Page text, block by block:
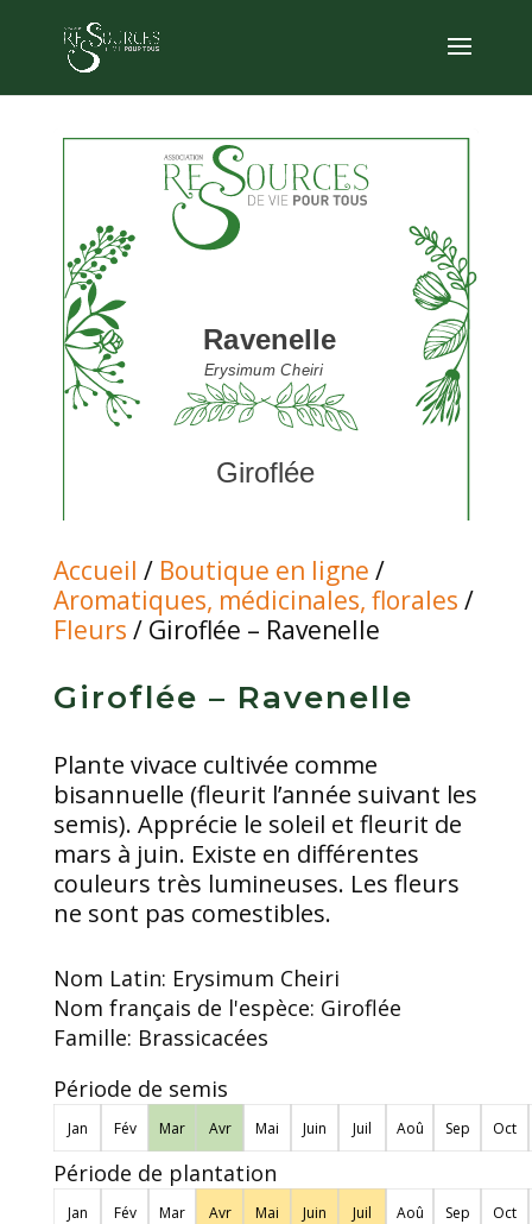
Accueil / Boutique en ligne /
Aromatiques, médicinales, florales /
Fleurs / Giroflée – Ravenelle
Giroflée – Ravenelle
Plante vivace cultivée comme
bisannuelle (fleurit l’année suivant les
semis). Apprécie le soleil et fleurit de
mars à juin. Existe en différentes
couleurs très lumineuses. Les fleurs
ne sont pas comestibles.
Nom Latin: Erysimum Cheiri
Nom français de l'espèce: Giroflée
Famille: Brassicacées
Période de semis
Jan Fév Mar Avr Mai Juin Juil Aoû Sep Oct
Période de plantation
Jan Fév Mar Avr Mai Juin Juil Aoû Sep Oct